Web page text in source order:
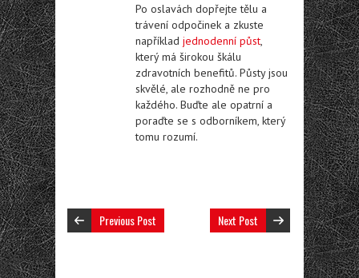
Po oslavách dopřejte tělu a
trávení odpočinek a zkuste
například jednodenní půst,
který má širokou škálu
zdravotních benefitů. Půsty jsou
skvělé, ale rozhodně ne pro
každého. Buďte ale opatrní a
poraďte se s odborníkem, který
tomu rozumí.
Previous Post Next Post